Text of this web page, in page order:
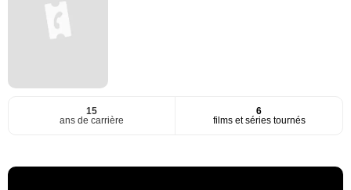
15
ans de carrière
6
films et séries tournés